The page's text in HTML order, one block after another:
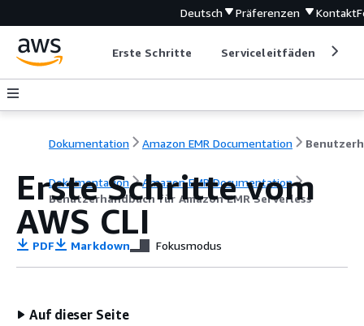
Deutsch Präferenzen Kontakt
Erste Schritte Serviceleitfäden
Dokumentation Amazon EMR Documentation
Dokumentation
Amazon EMR Documentation
Benutzerhandbuch für Amazon EMR Serverless
Erste Schritte vom
AWS CLI
PDF Markdown Fokusmodus
Auf dieser Seite